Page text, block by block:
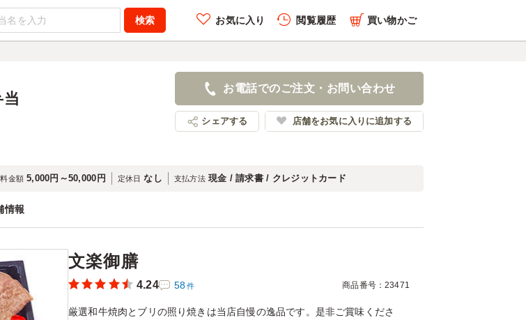
お気に入り 閲覧履歴
履歴を全件削除する
店舗名：日本料理 文楽
買い物かご
お電話でのご注文・お問い合わせ
シェアする 店舗をお気に入りに追加する
金額 5,000円～50,000円 定休日 なし 支払方法 現金 / 請求書 / クレジットカード
情報
文楽御膳
4.24 58件 商品番号：23471
厳選和牛焼肉とブリの照り焼きは当店自慢の逸品です。是非ご賞味くださ